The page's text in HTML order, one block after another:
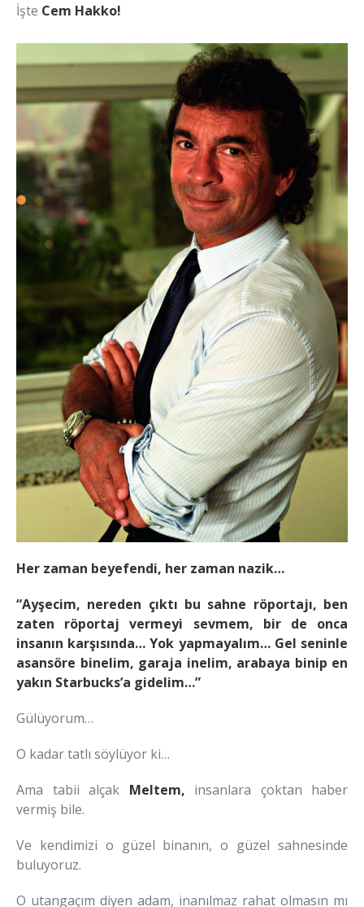
İşte Cem Hakko!
Her zaman beyefendi, her zaman nazik…
“Ayşecim, nereden çıktı bu sahne röportajı, ben
zaten röportaj vermeyi sevmem, bir de onca
insanın karşısında… Yok yapmayalım… Gel seninle
asansöre binelim, garaja inelim, arabaya binip en
yakın Starbucks’a gidelim…”
Gülüyorum…
O kadar tatlı söylüyor ki…
Ama tabii alçak Meltem, insanlara çoktan haber
vermiş bile.
Ve kendimizi o güzel binanın, o güzel sahnesinde
buluyoruz.
O utangaçım diyen adam, inanılmaz rahat olmasın mı